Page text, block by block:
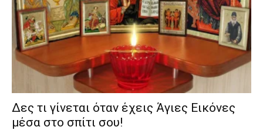
Δες τι γίνεται όταν έχεις Άγιες Εικόνες
μέσα στο σπίτι σου!